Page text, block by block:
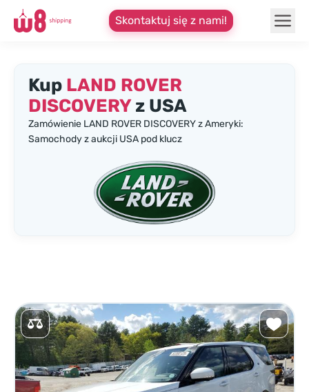
Skontaktuj się z nami!
Kup LAND ROVER
DISCOVERYz USA
Zamówienie LAND ROVER DISCOVERY z Ameryki:
Samochody z aukcji USA pod klucz